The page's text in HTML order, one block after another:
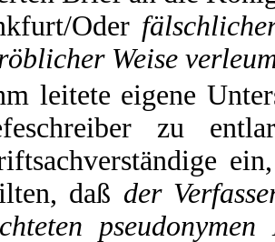
Oder
Weise
leitete eigene
zu
daß der